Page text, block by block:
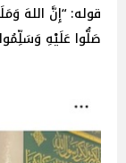
قوله: “إِنَّ اللهَ
صَلُّوا عَلَيْهِ